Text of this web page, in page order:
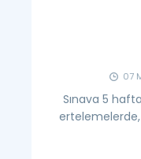
07
Sınava 5
ertelemelerde,